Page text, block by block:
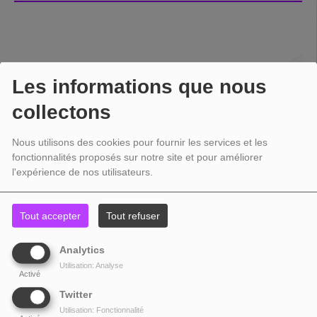
Les informations que nous
collectons
Nous utilisons des cookies pour fournir les services et les
fonctionnalités proposés sur notre site et pour améliorer
l'expérience de nos utilisateurs.
Tout accepter Tout refuser
Analytics
Activé
Utilisation: Analyse
Twitter
Utilisation: Fonctionnalité